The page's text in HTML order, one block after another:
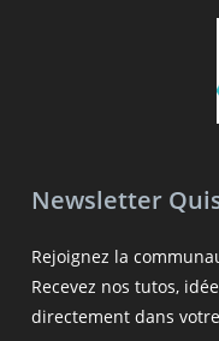
Newsletter
Rejoignez la
Recevez nos tutos,
directement dans